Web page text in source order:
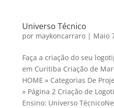
Universo Técnico
por maykoncarraro| Maio
Faça a criação do seu
em Curitiba Criação de
HOME » Categorias De
» Página 2 Criação de
Ensino: Universo